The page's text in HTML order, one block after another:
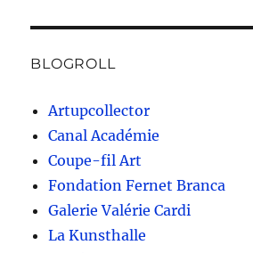
BLOGROLL
Artupcollector
Canal Académie
Coupe-fil Art
Fondation Fernet Branca
Galerie Valérie Cardi
La Kunsthalle